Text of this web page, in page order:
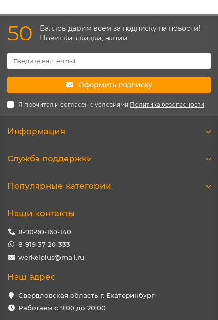
50
Баллов дарим всем за подписку на новости!
Новинки, скидки, акции.
Оформить подписку
Я прочитал и согласен с условиями Политика безопасности
Информация
Служба поддержки
Популярные категории
Наши контакты
8-90-90-160-140
8-919-37-20-333
werkelplus@mail.ru
Наш адрес
Свердловская область г. Екатеринбург
Работаем с 9:00 до 20:00